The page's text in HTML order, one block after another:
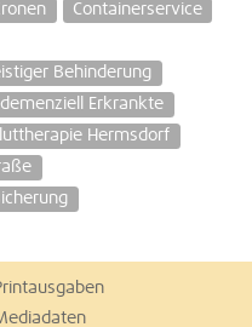
Containerservice
Behinderung
demenziell Erkrankte
Hermsdorf